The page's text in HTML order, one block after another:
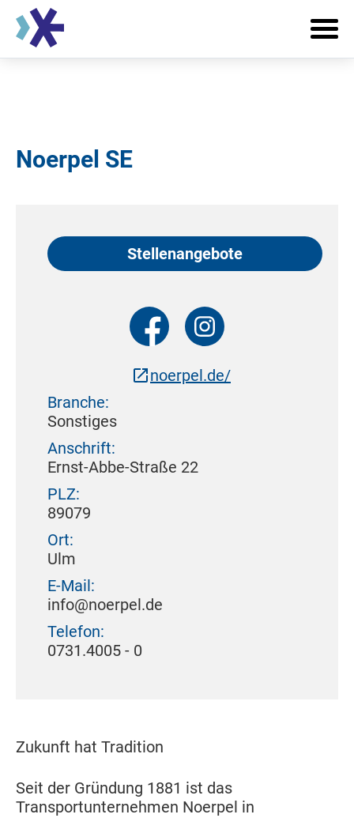
Noerpel SE
Zukunft hat Tradition
Seit der Gründung 1881 ist das
Transportunternehmen Noerpel in
Stellenangebote
noerpel.de/
Branche:
Sonstiges
Anschrift:
Ernst-Abbe-Straße 22
PLZ:
89079
Ort:
Ulm
E-Mail:
info@noerpel.de
Telefon:
0731.4005 - 0